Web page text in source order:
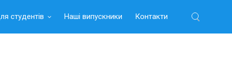
студентів Наші випускники Контакти